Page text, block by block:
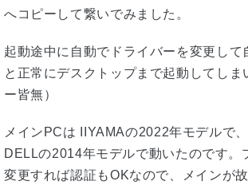
へコピーして繋いでみました。
起動途中に自動でドライバーを変更して
と正常にデスクトップまで起動してしま
ー皆無）
メインPCは IIYAMAの2022年モデルで
DELLの2014年モデルで動いたのです。
変更すれば認証もOKなので、メインが